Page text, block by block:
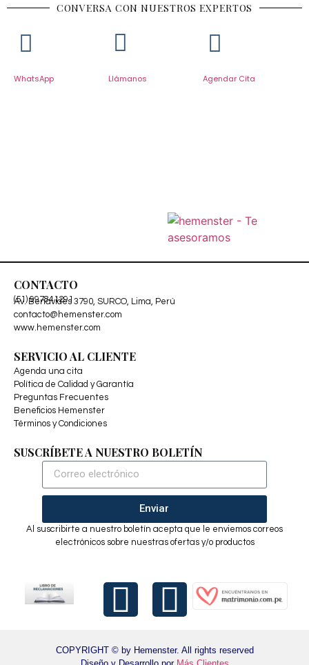
CONVERSA CON NUESTROS EXPERTOS
WhatsApp Llámanos Agendar Cita
CONTACTO
(51) 997841291
Av. Benavides 3790, SURCO, Lima, Perú
contacto@hemenster.com
www.hemenster.com
SERVICIO AL CLIENTE
Agenda una cita
Política de Calidad y Garantía
Preguntas Frecuentes
Beneficios Hemenster
Términos y Condiciones
SUSCRÍBETE A NUESTRO BOLETÍN
Enviar
Al suscribirte a nuestro boletín acepta que le enviemos correos
electrónicos sobre nuestras ofertas y/o productos
COPYRIGHT © by Hemenster. All rights reserved